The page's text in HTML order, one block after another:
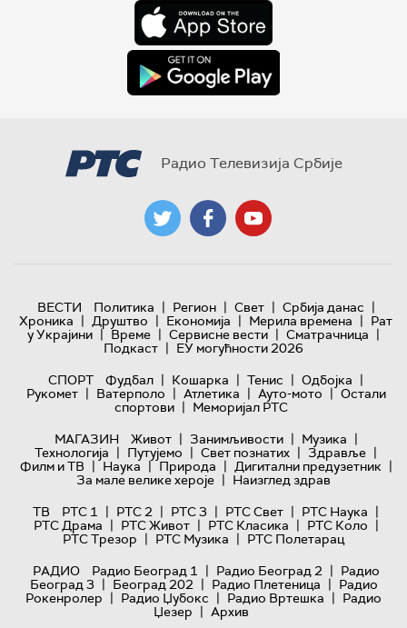
Радио Телевизија Србије
ВЕСТИ Политика | Регион | Свет | Србија данас |
Хроника | Друштво | Економија | Мерила времена | Рат
у Украјини | Време | Сервисне вести | Сматрачница |
Подкаст | ЕУ могућности 2026
СПОРТ
Фудбал | Кошарка | Тенис | Одбојка |
Рукомет | Ватерполо | Атлетика | Ауто-мото | Остали
спортови | Меморијал РТС
МАГАЗИН
Живот | Занимљивости | Музика |
Технологијa | Путујемо | Свет познатих | Здравље |
Филм и ТВ | Наука | Природа | Дигитални предузетник |
За мале велике хероје | Наизглед здрав
ТВ
РТС 1 | РТС 2 | РТС 3 | РТС Свет | РТС Наука |
РТС Драма | РТС Живот | РТС Класика | РТС Коло |
РТС Трезор | РТС Музика | РТС Полетарац
РАДИО
Радио Београд 1 | Радио Београд 2 | Радио
Београд 3 | Београд 202 | Радио Плетеница | Радио
Рокенролер | Радио Џубокс | Радио Вртешка | Радио
Џезер | Архив